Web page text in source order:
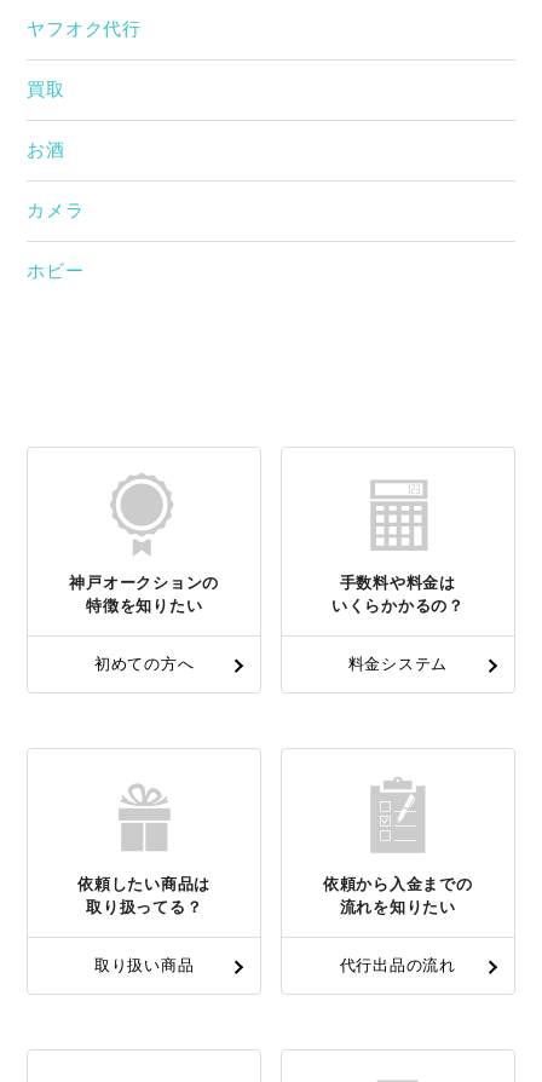
ヤフオク代行
買取
お酒
カメラ
ホビー
神戸オークションの
特徴を知りたい
初めての方へ
手数料や料金は
いくらかかるの？
料金システム
依頼したい商品は
取り扱ってる？
取り扱い商品
依頼から入金までの
流れを知りたい
代行出品の流れ